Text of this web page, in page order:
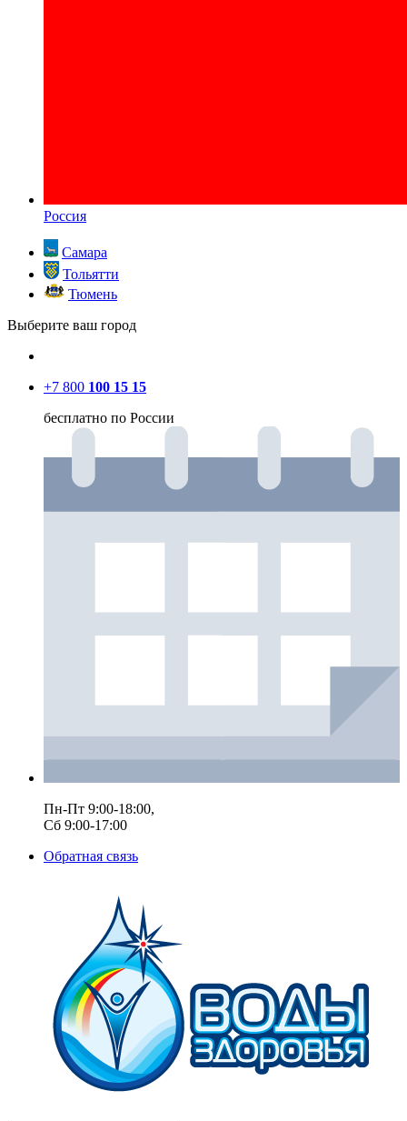
Россия
Самара
Тольятти
Тюмень
Выберите ваш город
+7 800 100 15 15
бесплатно по России
Пн-Пт 9:00-18:00,
Сб 9:00-17:00
Обратная связь